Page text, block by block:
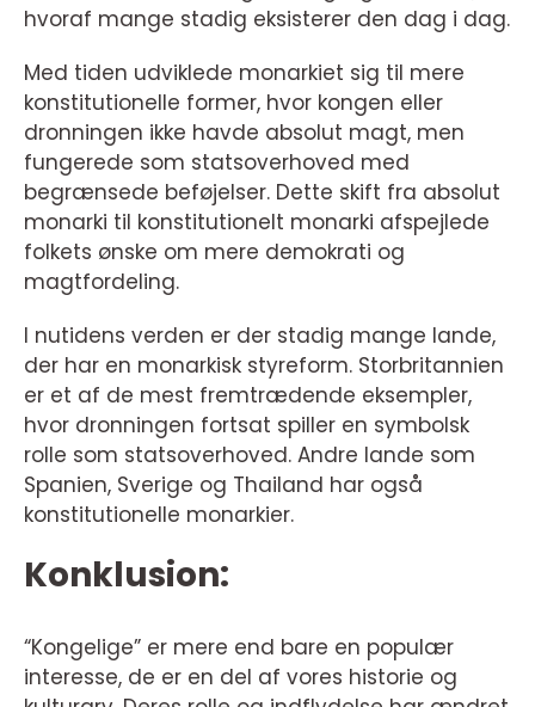
hvoraf mange stadig eksisterer den dag i dag.
Med tiden udviklede monarkiet sig til mere
konstitutionelle former, hvor kongen eller
dronningen ikke havde absolut magt, men
fungerede som statsoverhoved med
begrænsede beføjelser. Dette skift fra absolut
monarki til konstitutionelt monarki afspejlede
folkets ønske om mere demokrati og
magtfordeling.
I nutidens verden er der stadig mange lande,
der har en monarkisk styreform. Storbritannien
er et af de mest fremtrædende eksempler,
hvor dronningen fortsat spiller en symbolsk
rolle som statsoverhoved. Andre lande som
Spanien, Sverige og Thailand har også
konstitutionelle monarkier.
Konklusion:
“Kongelige” er mere end bare en populær
interesse, de er en del af vores historie og